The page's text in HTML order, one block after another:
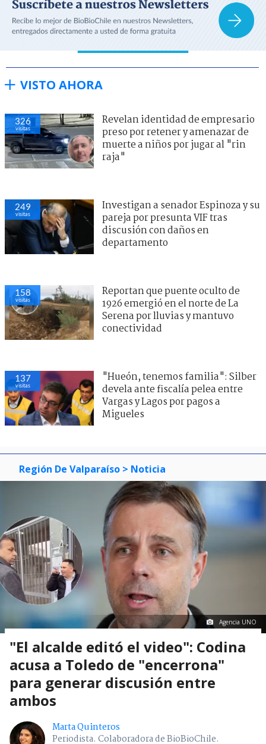
VISTO AHORA
326
visitas
Revelan identidad de empresario
preso por retener y amenazar de
muerte a niños por jugar al "rin
raja"
249
visitas
Investigan a senador Espinoza y su
pareja por presunta VIF tras
discusión con daños en
departamento
158
visitas
Reportan que puente oculto de
1926 emergió en el norte de La
Serena por lluvias y mantuvo
conectividad
137
visitas
"Hueón, tenemos familia": Silber
devela ante fiscalía pelea entre
Vargas y Lagos por pagos a
Migueles
Región De Valparaíso > Noticia
Agencia UNO
"El alcalde editó el video": Codina
acusa a Toledo de "encerrona"
para generar discusión entre
ambos
Marta Quinteros
Periodista. Colaboradora de BioBioChile.